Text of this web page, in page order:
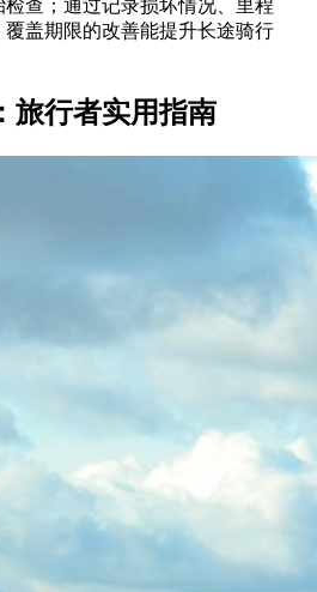
查；通过记录损坏情况、里程
盖期限的改善能提升长途骑行
旅行者实用指南